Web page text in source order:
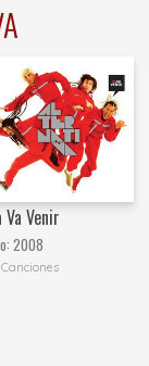
Va Venir
2008
Canciones